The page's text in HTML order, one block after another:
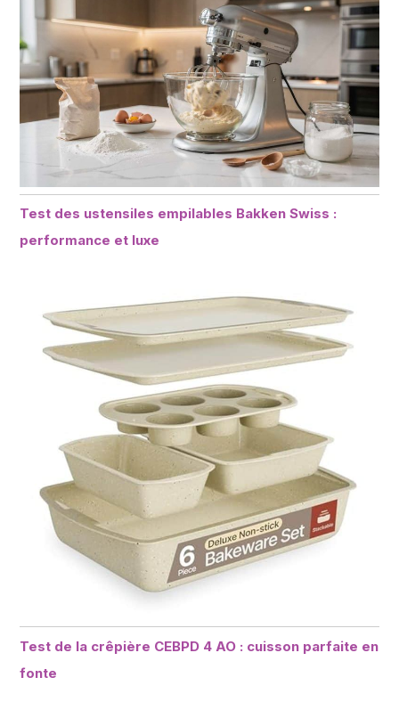
Test des ustensiles empilables Bakken Swiss :
performance et luxe
Test de la crêpière CEBPD 4 AO : cuisson parfaite en
fonte